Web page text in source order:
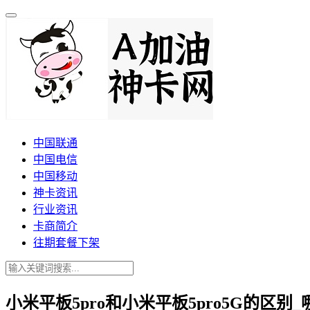
中国联通
中国电信
中国移动
神卡资讯
行业资讯
卡商简介
往期套餐下架
小米平板5pro和小米平板5pro5G的区别_